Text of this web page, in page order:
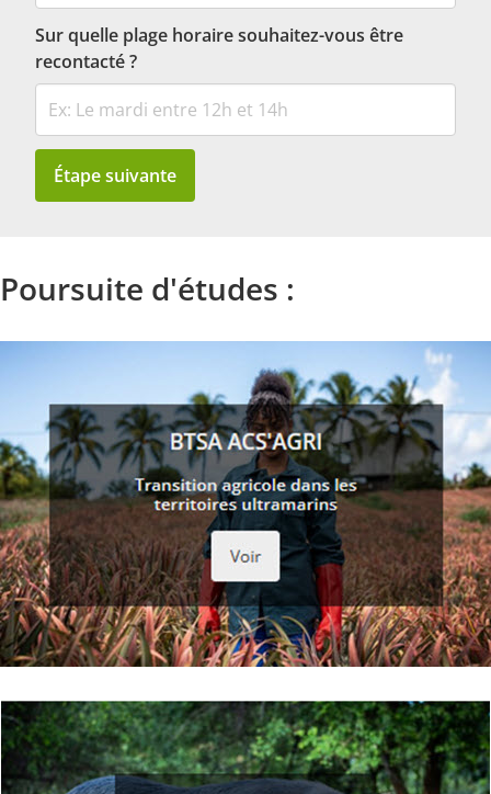
Sur quelle plage horaire souhaitez-vous être
recontacté ?
Étape suivante
Poursuite d'études :